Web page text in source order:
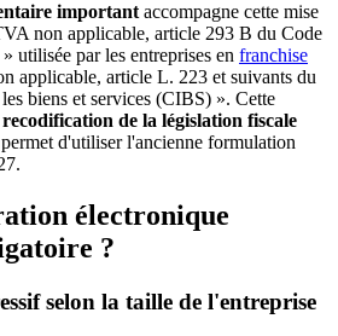
importantaccompagne cette mise
non applicable, article 293 B du Code
utilisée par les entreprises en franchise
applicable, article L. 223 et suivants du
biens et services (CIBS) ». Cette
recodification de la législation fiscale
d'utiliser l'ancienne formulation
électronique
?
selon la taille de l'entreprise